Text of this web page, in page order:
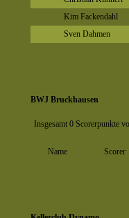
Kim Fackendahl
Sven Dahmen
BWJ Bruckhausen
Insgesamt 0 Scorerpunkte
Name Scorer